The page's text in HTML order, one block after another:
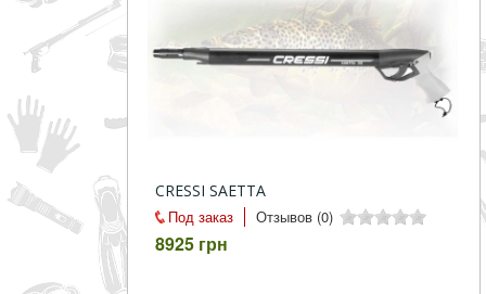
CRESSI SAETTA
Под заказ
Отзывов (0)
8925 грн